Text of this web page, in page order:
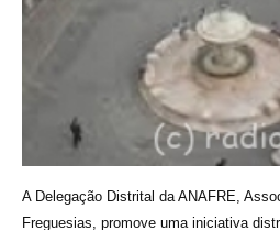
A Delegação Distrital da ANAFRE,
Freguesias, promove uma iniciativa